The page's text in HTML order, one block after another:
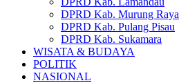
DPRD Kab. Murung Raya
DPRD Kab. Pulang Pisau
DPRD Kab. Sukamara
WISATA & BUDAYA
POLITIK
NASIONAL